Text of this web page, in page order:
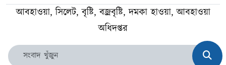
আবহাওয়া, সিলেট, বৃষ্টি, বজ্রবৃষ্টি, দমকা হাওয়া, আবহাওয়া
অধিদপ্তর